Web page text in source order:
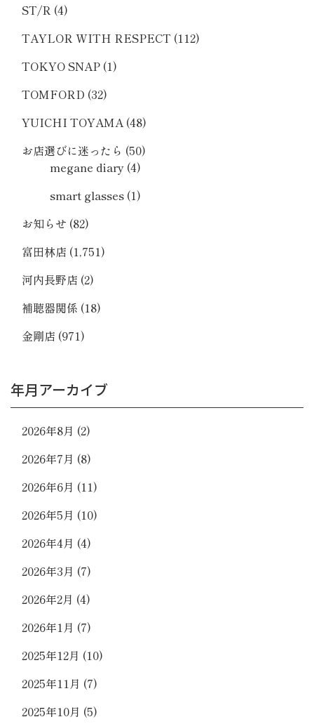
ST/R (4)
TAYLOR WITH RESPECT (112)
TOKYO SNAP (1)
TOMFORD (32)
YUICHI TOYAMA (48)
お店選びに迷ったら (50)
megane diary (4)
smart glasses (1)
お知らせ (82)
富田林店 (1,751)
河内長野店 (2)
補聴器関係 (18)
金剛店 (971)
年月アーカイブ
2026年8月 (2)
2026年7月 (8)
2026年6月 (11)
2026年5月 (10)
2026年4月 (4)
2026年3月 (7)
2026年2月 (4)
2026年1月 (7)
2025年12月 (10)
2025年11月 (7)
2025年10月 (5)